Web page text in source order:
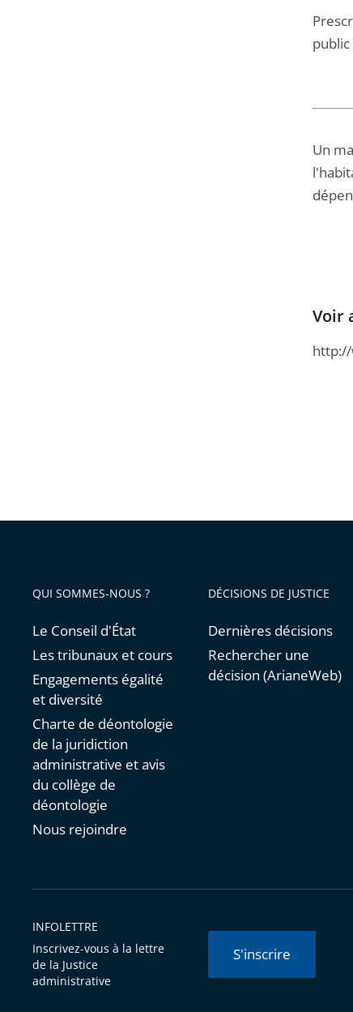
public
Un
Voir
QUI SOMMES-NOUS ?
Le Conseil d'État
Les tribunaux et cours
Engagements égalité
et diversité
Charte de déontologie
de la juridiction
administrative et avis
du collège de
déontologie
Nous rejoindre
DÉCISIONS DE JUSTICE
Dernières décisions
Rechercher une
décision (ArianeWeb)
INFOLETTRE
Inscrivez-vous à la lettre
de la Justice
administrative
S'inscrire